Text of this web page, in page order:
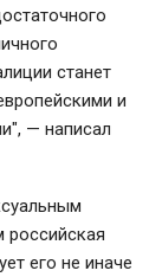
станет
и
— написал
российская
его не иначе